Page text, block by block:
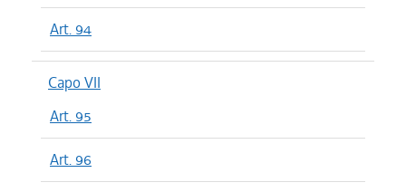
Art. 94
Capo VII
Art. 95
Art. 96